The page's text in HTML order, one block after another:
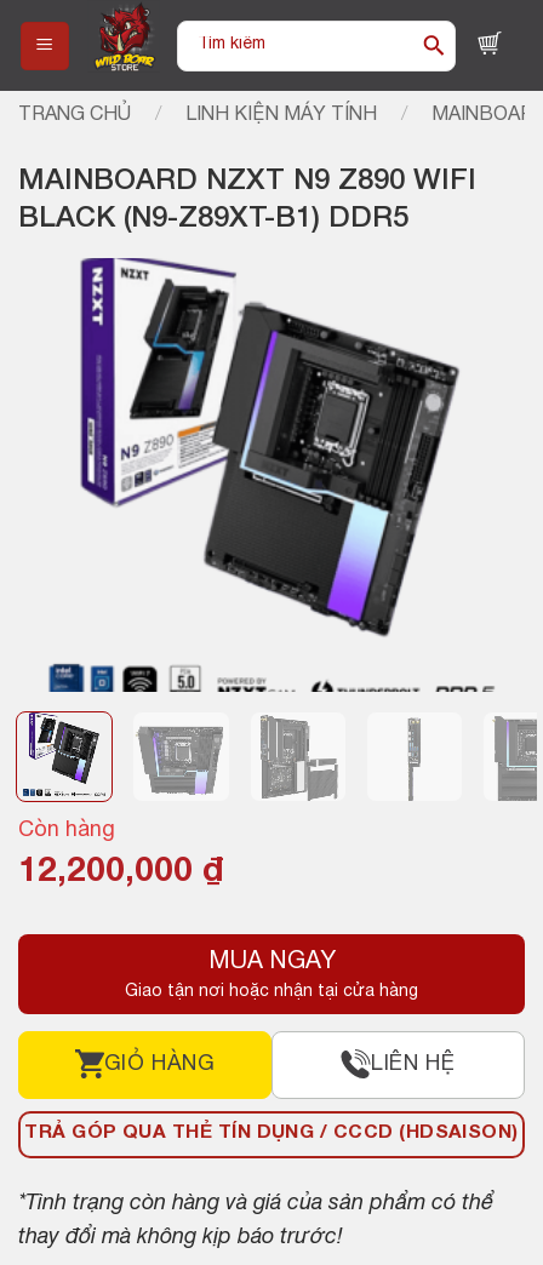
content
Tìm
TRANG CHỦ / LINH KIỆN MÁY TÍNH /
MAINBOARD NZXT N9 Z890 WIFI
BLACK (N9-Z89XT-B1) DDR5
Còn hàng
12,200,000 ₫
MUA NGAY
Giao tận nơi hoặc nhận tại cửa hàng
GIỎ HÀNG LIÊN HỆ
TRẢ GÓP QUA THẺ TÍN DỤNG / CCCD (HDSAISON)
*Tình trạng còn hàng và giá của sản phẩm có thể
thay đổi mà không kịp báo trước!